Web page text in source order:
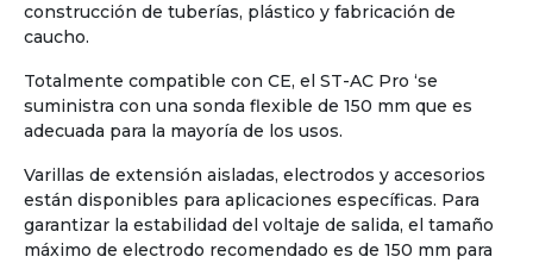
construcción de tuberías, plástico y fabricación de
caucho.
Totalmente compatible con CE, el ST-AC Pro ‘se
suministra con una sonda flexible de 150 mm que es
adecuada para la mayoría de los usos.
Varillas de extensión aisladas, electrodos y accesorios
están disponibles para aplicaciones específicas. Para
garantizar la estabilidad del voltaje de salida, el tamaño
máximo de electrodo recomendado es de 150 mm para